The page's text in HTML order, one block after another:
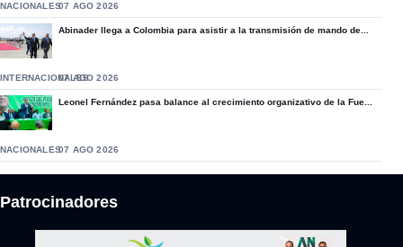
NACIONALES07 AGO 2026
Abinader llega a Colombia para asistir a la transmisión de mando de...
INTERNACIONALES07 AGO 2026
Leonel Fernández pasa balance al crecimiento organizativo de la Fue...
NACIONALES07 AGO 2026
Patrocinadores